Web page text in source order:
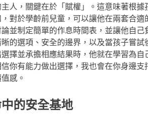
人，關鍵在於「賦權」。這意味著根
對於學齡前兒童，可以讓他在兩套合
並制定簡單的作息時間表，並讓他自
的選項、安全的邊界，以及當孩子嘗
擇並承擔相應結果時，他就在學習為
你有能力做出選擇，我也會在你身邊
感。
的安全基地